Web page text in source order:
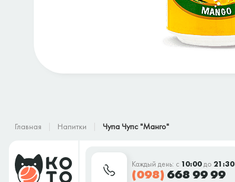
Главная Напитки Чупа Чупс "Манго"
Каждый день: с 10:00до 21:30
(098) 668 99 99